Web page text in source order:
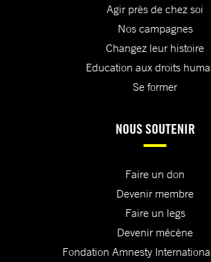
Agir près de chez soi
Nos campagnes
Changez leur histoire
Education aux droits
Se former
NOUS SOUTENIR
Faire un don
Devenir membre
Faire un legs
Devenir mécène
Fondation Amnesty